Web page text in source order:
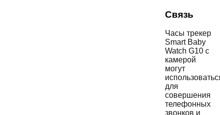
Связь
Часы трекер
Smart Baby
Watch G10 с
камерой
могут
для
совершения
телефонных
звонков и